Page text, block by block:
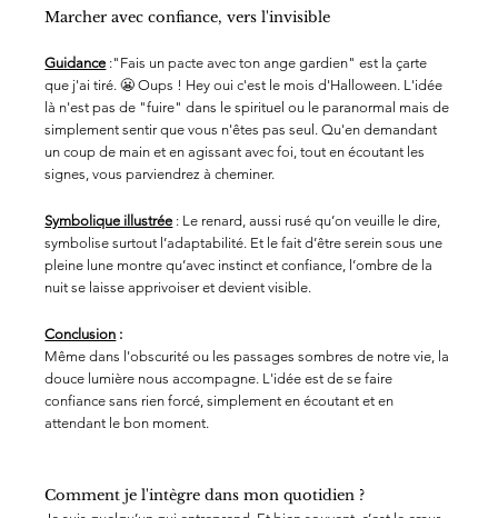
Marcher avec confiance, vers l'invisible
Guidance :"Fais un pacte avec ton ange gardien" est la çarte
que j'ai tiré. 😬 Oups ! Hey oui c'est le mois d'Halloween. L'idée
là n'est pas de "fuire" dans le spirituel ou le paranormal mais de
simplement sentir que vous n'êtes pas seul. Qu'en demandant
un coup de main et en agissant avec foi, tout en écoutant les
signes, vous parviendrez à cheminer.
Symbolique illustrée : Le renard, aussi rusé qu’on veuille le dire,
symbolise surtout l’adaptabilité. Et le fait d’être serein sous une
pleine lune montre qu’avec instinct et confiance, l’ombre de la
nuit se laisse apprivoiser et devient visible.
Conclusion :
Même dans l'obscurité ou les passages sombres de notre vie, la
douce lumière nous accompagne. L'idée est de se faire
confiance sans rien forcé, simplement en écoutant et en
attendant le bon moment.
Comment je l'intègre dans mon quotidien ?